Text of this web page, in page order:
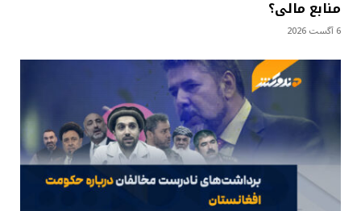
منابع مالی؟
6 آگست 2026